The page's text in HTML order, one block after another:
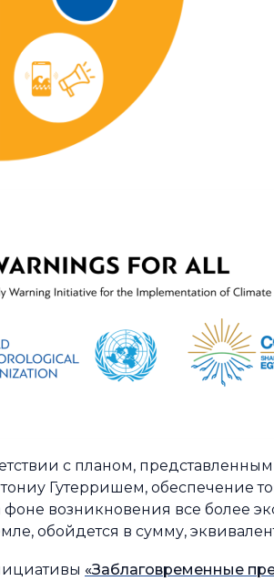
с планом,
Гутерришем, обеспечение
возникновения все более
обойдется в сумму,
«Заблаговременные